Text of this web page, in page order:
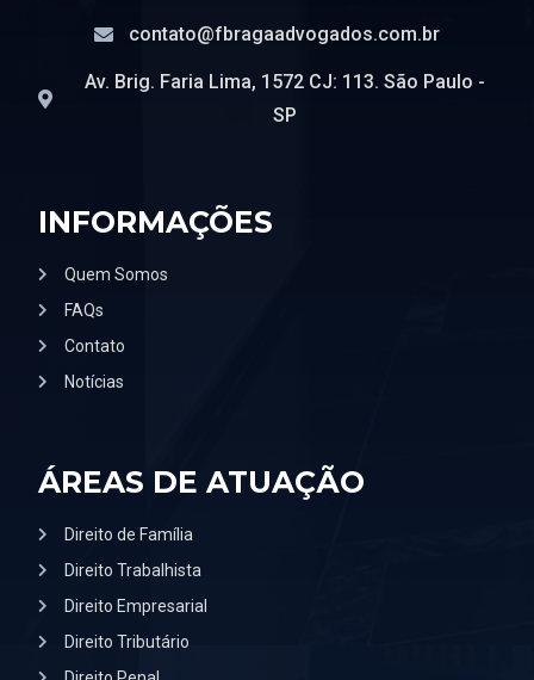
ÁREAS DE ATUAÇÃO
Direito de Família
Direito Trabalhista
Direito Empresarial
Direito Tributário
INFORMAÇÕES
Quem Somos
FAQs
Contato
Notícias
contato@fbragaadvogados.com.br
Av. Brig. Faria Lima, 1572 CJ: 113. São Paulo -
SP